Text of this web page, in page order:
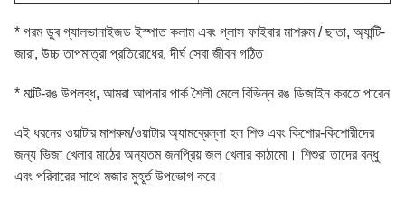
* গরম ডুব গ্যালভানাইজড ইস্পাত কলাম এবং গ্লাস ফাইবার মাশরুম / ছাতা, অ্যান্টি-
জারা, উচ্চ তাপমাত্রা প্রতিরোধের, দীর্ঘ সেবা জীবন গঠিত
* মাল্টি-রঙ উপলব্ধ, আমরা আপনার পার্ক শৈলী মেলে বিভিন্ন রঙ ডিজাইন করতে পারেন
এই ধরনের ওয়াটার মাশরুম/ওয়াটার অ্যামব্রেল্লা হল শিশু এবং কিশোর-কিশোরীদের
জন্য ভিজা খেলার মাঠের অন্যতম জনপ্রিয় জল খেলার কাঠামো। শিশুরা তাদের বন্ধু
এবং পরিবারের সাথে মজার মুহূর্ত উপভোগ করে।